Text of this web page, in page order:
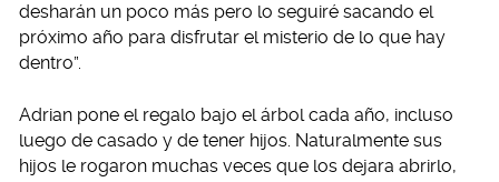
desharán un poco más pero lo seguiré sacando el
próximo año para disfrutar el misterio de lo que hay
dentro”.
Adrian pone el regalo bajo el árbol cada año, incluso
luego de casado y de tener hijos. Naturalmente sus
hijos le rogaron muchas veces que los dejara abrirlo,